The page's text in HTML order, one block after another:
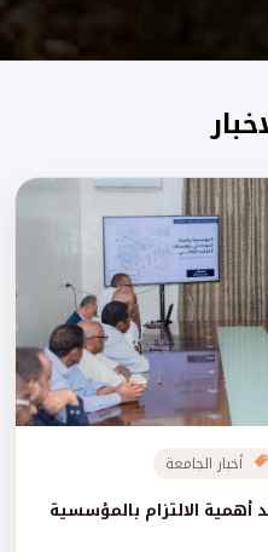
أخبار الجامعة
الالتزام بالمؤسسية